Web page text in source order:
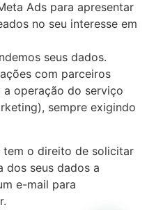
Ads para apresentar
no seu interesse em
seus dados.
com parceiros
a operação do serviço
sempre exigindo
tem o direito de solicitar
dos seus dados a
e-mail para